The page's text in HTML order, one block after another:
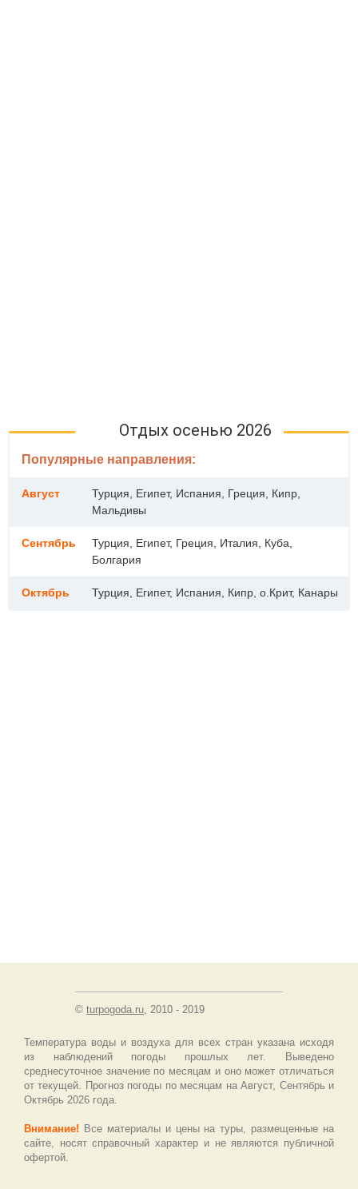
Отдых осенью 2026
Популярные направления:
Август
Турция, Египет, Испания, Греция, Кипр,
Мальдивы
Сентябрь
Турция, Египет, Греция, Италия, Куба,
Болгария
Октябрь Турция, Египет, Испания, Кипр, о.Крит, Канары
© turpogoda.ru, 2010 - 2019
Температура воды и воздуха для всех стран указана исходя
из наблюдений погоды прошлых лет. Выведено
среднесуточное значение по месяцам и оно может отличаться
от текущей. Прогноз погоды по месяцам на Август, Сентябрь и
Октябрь 2026 года.
Внимание! Все материалы и цены на туры, размещенные на
сайте, носят справочный характер и не являются публичной
офертой.